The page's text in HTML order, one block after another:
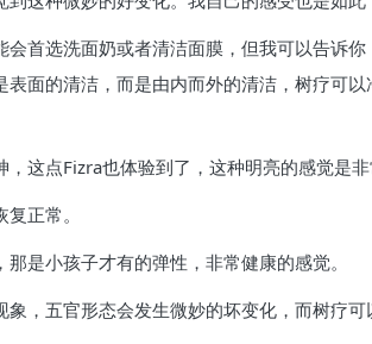
首选洗面奶或者清洁面膜，但我可以告诉
面的清洁，而是由内而外的清洁，树疗可
这点Fizra也体验到了，这种明亮的感觉是非
正常。
是小孩子才有的弹性，非常健康的感觉。
，五官形态会发生微妙的坏变化，而树疗